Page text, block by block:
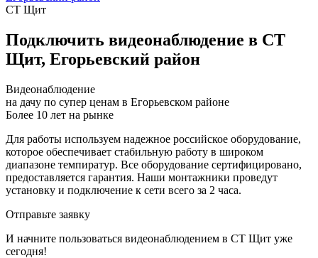
СТ Щит
Подключить видеонаблюдение в СТ
Щит, Егорьевский район
Видеонаблюдение
на дачу по супер ценам в Егорьевском районе
Более 10 лет на рынке
Для работы используем надежное российское оборудование,
которое обеспечивает стабильную работу в широком
диапазоне темпиратур. Все оборудование сертифицировано,
предоставляется гарантия. Наши монтажники проведут
установку и подключение к сети всего за 2 часа.
Отправьте заявку
И начните пользоваться видеонаблюдением в СТ Щит уже
сегодня!